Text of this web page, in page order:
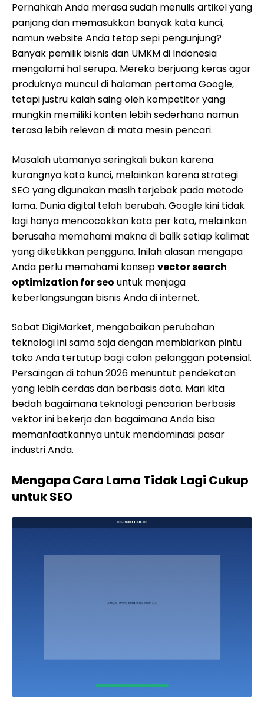
Pernahkah Anda merasa sudah menulis artikel yang
panjang dan memasukkan banyak kata kunci,
namun website Anda tetap sepi pengunjung?
Banyak pemilik bisnis dan UMKM di Indonesia
mengalami hal serupa. Mereka berjuang keras agar
produknya muncul di halaman pertama Google,
tetapi justru kalah saing oleh kompetitor yang
mungkin memiliki konten lebih sederhana namun
terasa lebih relevan di mata mesin pencari.
Masalah utamanya seringkali bukan karena
kurangnya kata kunci, melainkan karena strategi
SEO yang digunakan masih terjebak pada metode
lama. Dunia digital telah berubah. Google kini tidak
lagi hanya mencocokkan kata per kata, melainkan
berusaha memahami makna di balik setiap kalimat
yang diketikkan pengguna. Inilah alasan mengapa
Anda perlu memahami konsepvector search
optimization for seo untuk menjaga
keberlangsungan bisnis Anda di internet.
Sobat DigiMarket, mengabaikan perubahan
teknologi ini sama saja dengan membiarkan pintu
toko Anda tertutup bagi calon pelanggan potensial.
Persaingan di tahun 2026 menuntut pendekatan
yang lebih cerdas dan berbasis data. Mari kita
bedah bagaimana teknologi pencarian berbasis
vektor ini bekerja dan bagaimana Anda bisa
memanfaatkannya untuk mendominasi pasar
industri Anda.
Mengapa Cara Lama Tidak Lagi Cukup
untuk SEO